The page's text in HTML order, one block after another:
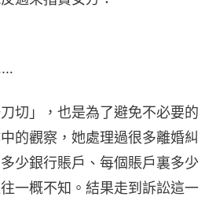
切」，也是為了避免不必要的
的觀察，她處理過很多離婚糾
少銀行賬戶、每個賬戶裏多少
一概不知。結果走到訴訟這一